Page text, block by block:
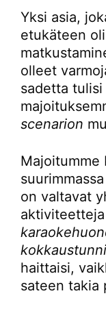
Yksi asia,
etukäteen
olleet
sadetta
scenarion
Majoitumme
on valtavat
aktiviteetteja
haittaisi,
sateen takia